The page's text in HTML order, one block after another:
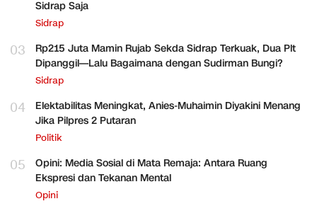
Sidrap Saja
Sidrap
03
Rp215 Juta Mamin Rujab Sekda Sidrap Terkuak, Dua Plt
Dipanggil—Lalu Bagaimana dengan Sudirman Bungi?
Sidrap
04
Elektabilitas Meningkat, Anies-Muhaimin Diyakini Menang
Jika Pilpres 2 Putaran
Politik
05
Opini: Media Sosial di Mata Remaja: Antara Ruang
Ekspresi dan Tekanan Mental
Opini